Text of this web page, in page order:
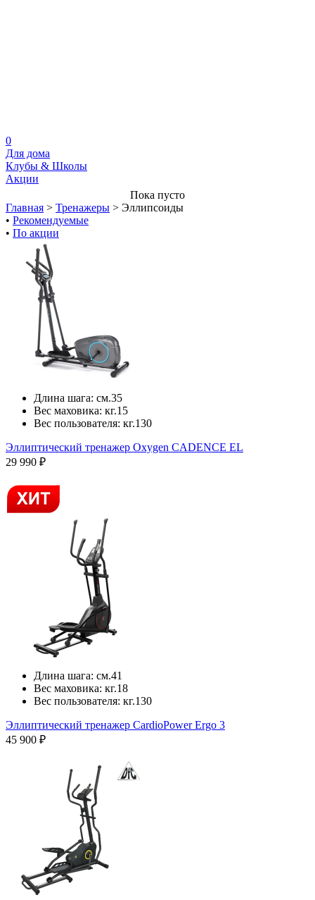
0
Для дома
Клубы & Школы
Акции
Пока пусто
Главная > Тренажеры > Эллипсоиды
• Рекомендуемые
• По акции
Длина шага: см.35
Вес маховика: кг.15
Вес пользователя: кг.130
Эллиптический тренажер Oxygen CADENCE EL
29 990 ₽
Длина шага: см.41
Вес маховика: кг.18
Вес пользователя: кг.130
Эллиптический тренажер CardioPower Ergo 3
45 900 ₽